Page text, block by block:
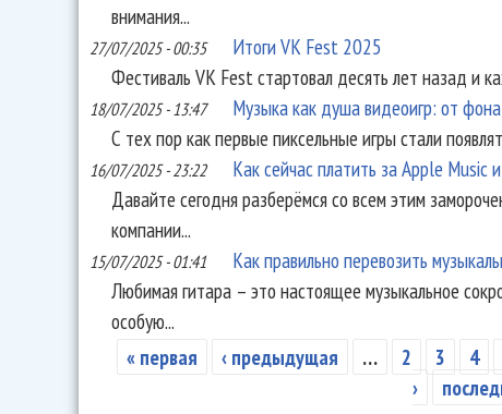
внимания...
27/07/2025 - 00:35
Итоги VK Fest 2025
Фестиваль VK Fest стартовал десять лет назад и
18/07/2025 - 13:47
Музыка как душа видеоигр: от
С тех пор как первые пиксельные игры стали
16/07/2025 - 23:22
Как сейчас платить за Apple Music
Давайте сегодня разберёмся со всем этим
компании...
15/07/2025 - 01:41
Как правильно перевозить
Любимая гитара – это настоящее музыкальное
особую...
« первая ‹ предыдущая … 2 3 4
›